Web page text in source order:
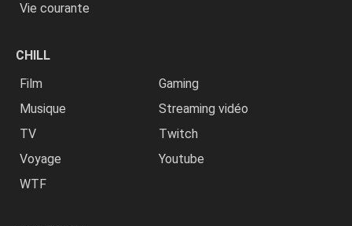
Vie courante
CHILL
Film
Gaming
Musique
Streaming vidéo
TV
Twitch
Voyage
Youtube
WTF